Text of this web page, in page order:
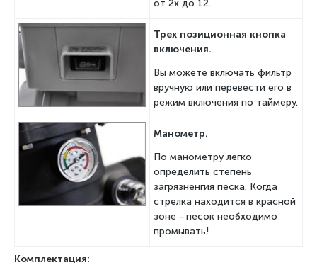
от 2х до 12.
Трех позиционная кнопка
включения.
Вы можете включать фильтр
вручную или перевести его в
режим включения по таймеру.
Манометр.
По манометру легко
определить степень
загрязненгия песка. Когда
стрелка находится в красной
зоне - песок необходимо
промывать!
Комплектация: